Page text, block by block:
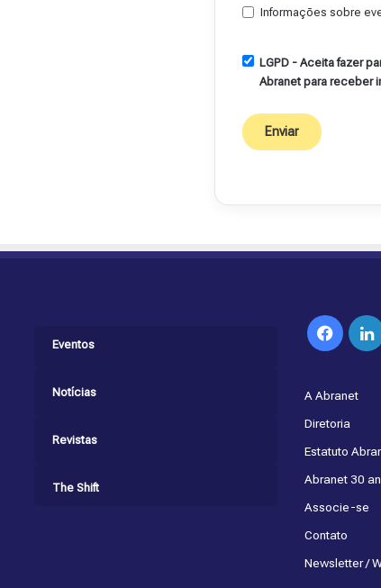
Informações sobre
LGPD - Aceita fazer
Abranet para receber
Eventos
Notícias
Revistas
The Shift
A Abranet
Diretoria
Estatuto
Abranet 30
Associe-se
Contato
Newsletter /